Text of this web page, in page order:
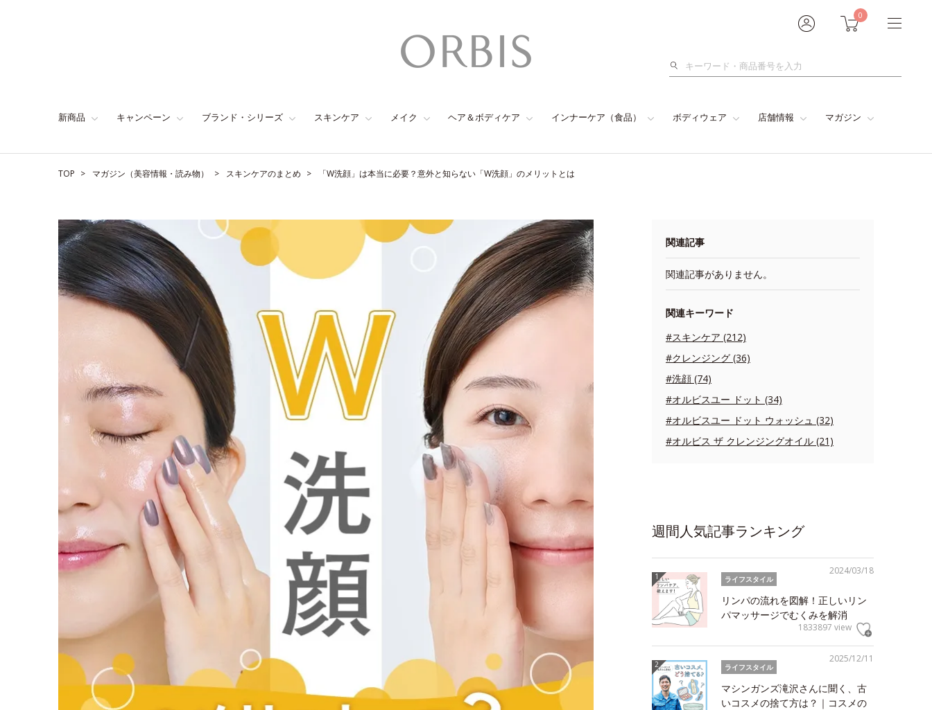
0
検
新商品 キャンペーン ブランド・シリーズ スキンケア メイク ヘア＆ボディケア インナーケア（食品） ボディウェア 店舗情報 マガジン
TOP マガジン（美容情報・読み物） スキンケアのまとめ 「W洗顔」は本当に必要？意外と知らない「W洗顔」のメリットとは
関連記事
関連記事がありません。
関連キーワード
#スキンケア (212)
#クレンジング (36)
#洗顔 (74)
#オルビスユー ドット (34)
#オルビスユー ドット ウォッシュ (32)
#オルビス ザ クレンジングオイル (21)
週間人気記事ランキング
2024/03/18
ライフスタイル
リンパの流れを図解！正しいリン
パマッサージでむくみを解消
1833897 view
2025/12/11
ライフスタイル
マシンガンズ滝沢さんに聞く、古
いコスメの捨て方は？｜コスメの